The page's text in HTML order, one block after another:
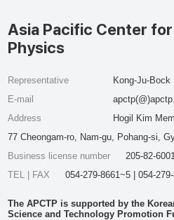
Asia Pacific Center
Physics
Representative
Kong-Ju-Bock
E-mail
Address
Hogil Kim
77 Cheongam-ro, Nam-gu, Pohang-si,
Business license number
205-82-
TEL | FAX
054-279-8661~5 | 054-
The APCTP is supported by the
Science and Technology Promotion